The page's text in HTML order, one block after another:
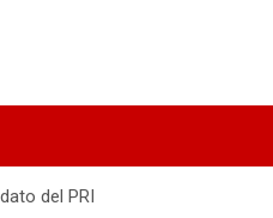
del PRI